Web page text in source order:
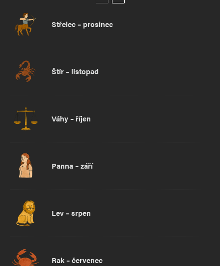
Střelec – prosinec
Štír – listopad
Váhy – říjen
Panna – září
Lev – srpen
Rak – červenec